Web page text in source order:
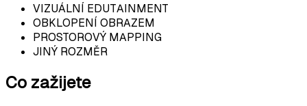
VIZUÁLNÍ EDUTAINMENT
OBKLOPENÍ OBRAZEM
PROSTOROVÝ MAPPING
JINÝ ROZMĚR
Co zažijete